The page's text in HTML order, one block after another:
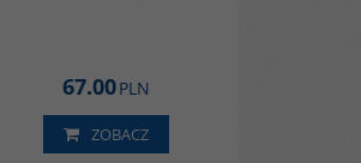
67.00PLN
ZOBACZ